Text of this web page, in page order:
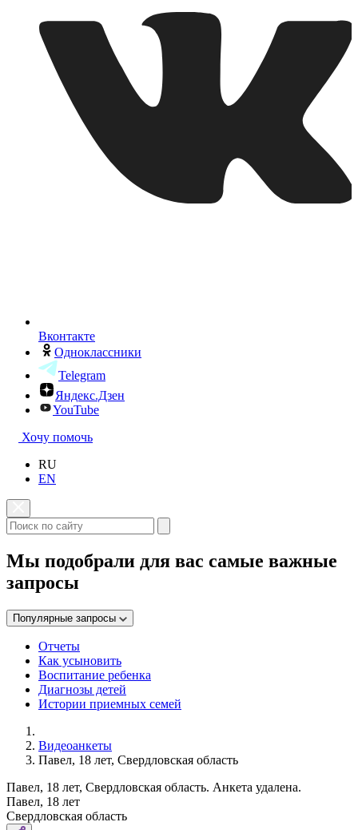
Вконтакте
Одноклассники
Telegram
Яндекс.Дзен
YouTube
Хочу помочь
RU
EN
Мы подобрали для вас самые важные
запросы
Популярные запросы
Отчеты
Как усыновить
Воспитание ребенка
Диагнозы детей
Истории приемных семей
Видеоанкеты
Павел, 18 лет, Свердловская область
Павел, 18 лет, Свердловская область. Анкета удалена.
Павел, 18 лет
Свердловская область